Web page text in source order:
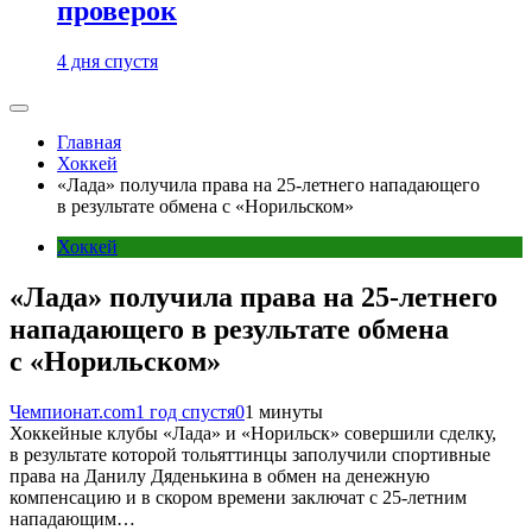
проверок
4 дня спустя
Главная
Хоккей
«Лада» получила права на 25-летнего нападающего
в результате обмена с «Норильском»
Хоккей
«Лада» получила права на 25-летнего
нападающего в результате обмена
с «Норильском»
Чемпионат.com1 год спустя01 минуты
Хоккейные клубы «Лада» и «Норильск» совершили сделку,
в результате которой тольяттинцы заполучили спортивные
права на Данилу Дяденькина в обмен на денежную
компенсацию и в скором времени заключат с 25-летним
нападающим…